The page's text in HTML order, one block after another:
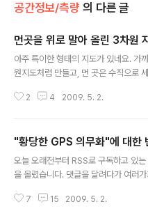
공간정보/측량 의 다른 글
먼곳을 위로 말아 올린 3차원
아주 특이한 형태의 지도가 있네요. 가
원지도처럼 만들고, 먼 곳은 수직으로
자인 컨설팅 회사인 "Schulze and
되네요. 아래는 또 다른 지도입니다. 뉴
만, 아마도 이 지도는 위에 있는 지도와
한 것 같습니다. 이 두가지 지도는 한정
다고 합니다. ==== 그런데... 저는 이 지
2 4 2009. 5. 2.
"황당한 GPS 의무화"에 대한
오늘 오래전부터 RSS로 구독하고 있
을 올렸습니다. 댓글을 달려다가 여러
건너 국가들의 금전적인 이득"을 빼고
7 15 2009. 5. 2.